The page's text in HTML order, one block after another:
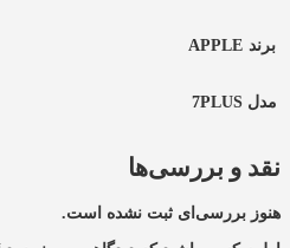
برند APPLE
مدل 7PLUS
نقد و بررسی‌ها
هنوز بررسی‌ای ثبت نشده است.